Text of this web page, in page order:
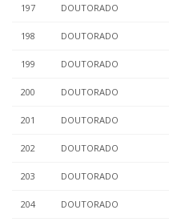
197 DOUTORADO
198 DOUTORADO
199 DOUTORADO
200 DOUTORADO
201 DOUTORADO
202 DOUTORADO
203 DOUTORADO
204 DOUTORADO